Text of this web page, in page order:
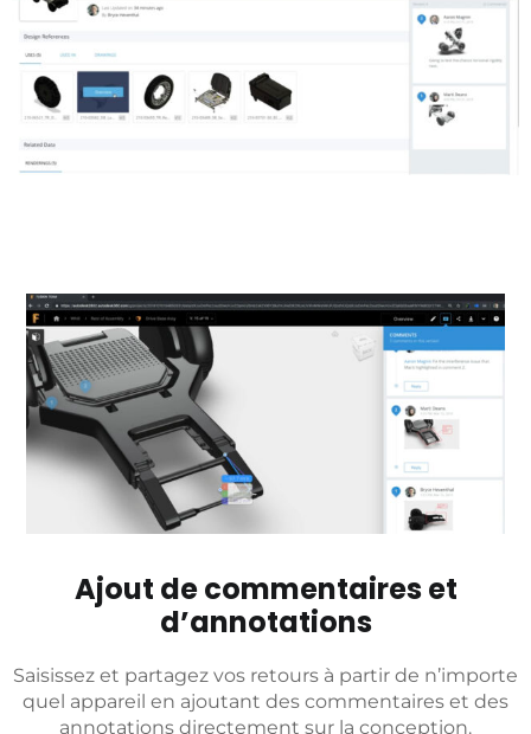
Ajout de commentaires et
d’annotations
Saisissez et partagez vos retours à partir de n’importe
quel appareil en ajoutant des commentaires et des
annotations directement sur la conception.